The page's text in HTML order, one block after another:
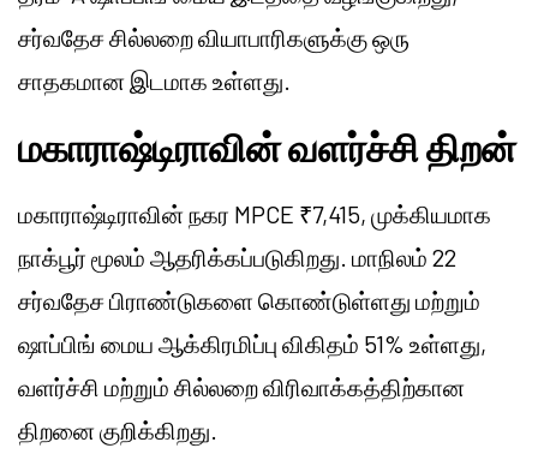
சர்வதேச சில்லறை வியாபாரிகளுக்கு ஒரு
சாதகமான இடமாக உள்ளது.
மகாராஷ்டிராவின் வளர்ச்சி திறன்
மகாராஷ்டிராவின் நகர MPCE ₹7,415, முக்கியமாக
நாக்பூர் மூலம் ஆதரிக்கப்படுகிறது. மாநிலம் 22
சர்வதேச பிராண்டுகளை கொண்டுள்ளது மற்றும்
ஷாப்பிங் மைய ஆக்கிரமிப்பு விகிதம் 51% உள்ளது,
வளர்ச்சி மற்றும் சில்லறை விரிவாக்கத்திற்கான
திறனை குறிக்கிறது.